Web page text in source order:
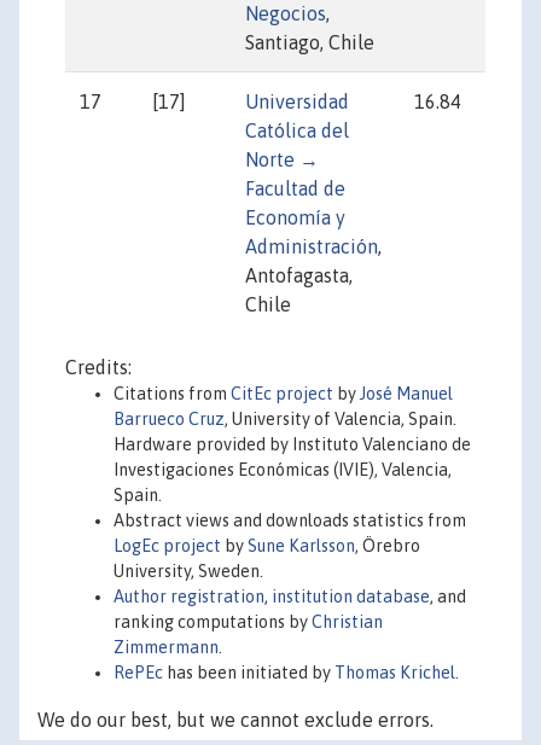
Negocios,
Santiago, Chile
17 [17]
Universidad
Católica del
Norte →
Facultad de
Economía y
Administración,
Antofagasta,
Chile
16.84
Credits:
Citations from CitEc project by José Manuel
Barrueco Cruz, University of Valencia, Spain.
Hardware provided by Instituto Valenciano de
Investigaciones Económicas (IVIE), Valencia,
Spain.
Abstract views and downloads statistics from
LogEc project bySune Karlsson, Örebro
University, Sweden.
Author registration, institution database, and
ranking computations byChristian
Zimmermann
RePEc has been initiated by Thomas Krichel
We do our best, but we cannot exclude errors.